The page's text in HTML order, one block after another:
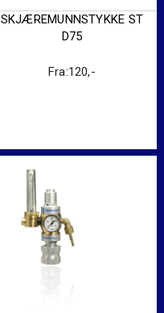
SKJÆREMUNNSTYKKE ST
D75
Fra:120,-